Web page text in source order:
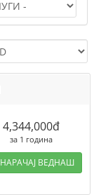
4,344,000đ
за 1 година
НАРАЧАЈ ВЕДНАШ